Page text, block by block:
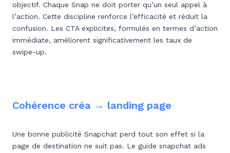
objectif. Chaque Snap ne doit porter qu’un seul appel à
l’action. Cette discipline renforce l’efficacité et réduit la
confusion. Les CTA explicites, formulés en termes d’action
immédiate, améliorent significativement les taux de
swipe-up.
Cohérence créa → landing page
Une bonne publicité Snapchat perd tout son effet si la
page de destination ne suit pas. Le guide snapchat ads